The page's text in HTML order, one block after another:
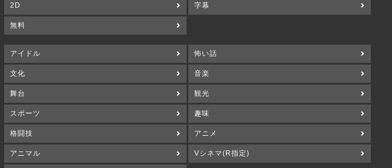
2D 字幕
無料
アイドル 怖い話
文化 音楽
舞台 観光
スポーツ 趣味
格闘技 アニメ
アニマル Vシネマ(R指定)